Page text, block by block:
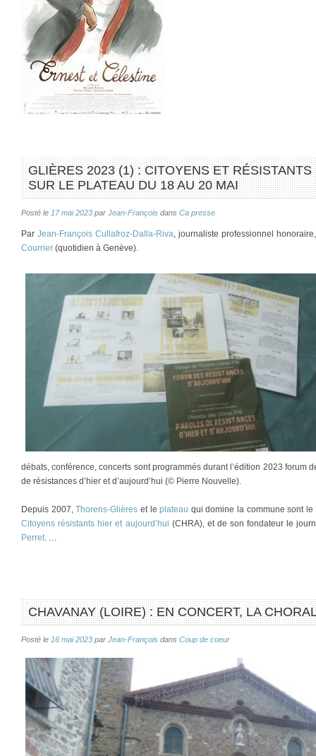
GLIÈRES 2023 (1) : CITOYENS ET
SUR LE PLATEAU DU 18 AU 20 MAI
Posté le 17 mai 2023 par Jean-François dans Ca presse
Par Jean-François Cullafroz-Dalla-Riva, journaliste professionnel
Courrier (quotidien à Genève).
débats, conférence, concerts sont programmés durant l’édition 2023 forum
de résistances d’hier et d’aujourd’hui (© Pierre Nouvelle).
Depuis 2007,Thorens-Glières et leplateau qui domine la commune sont le
Citoyens résistants hier et aujourd’hui (CHRA), et de son fondateur le
Perret
CHAVANAY (LOIRE) : EN CONCERT, LA
Posté le 16 mai 2023 par Jean-François dans Coup de coeur